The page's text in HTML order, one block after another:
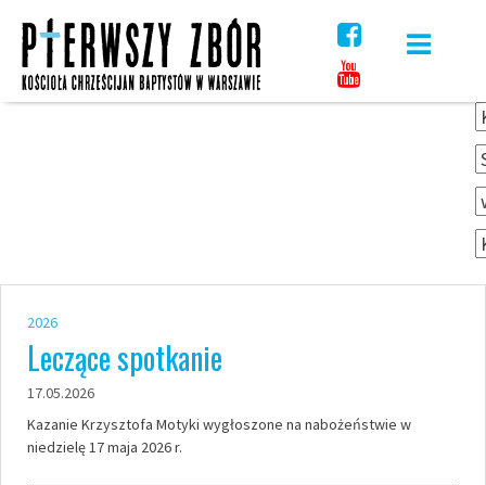
content
2026
Leczące spotkanie
17.05.2026
Kazanie Krzysztofa Motyki wygłoszone na nabożeństwie w
niedzielę 17 maja 2026 r.